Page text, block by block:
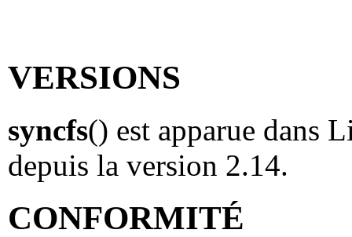
VERSIONS
syncfs() est apparue dans
depuis la version 2.14.
CONFORMITÉ